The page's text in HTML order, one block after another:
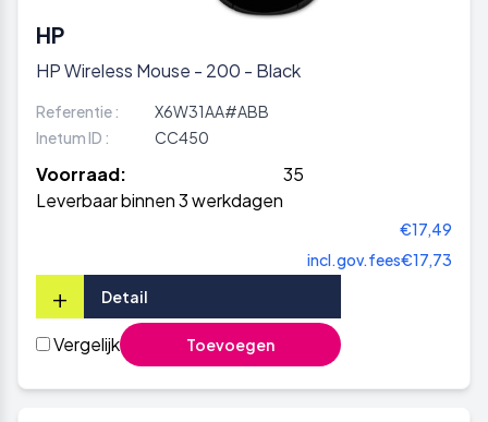
HP
HP Wireless Mouse - 200 - Black
Referentie :
X6W31AA#ABB
Inetum ID :
CC450
Voorraad:
35
Leverbaar binnen 3 werkdagen
€17,49
incl.gov.fees€17,73
+ Detail
Vergelijk Toevoegen